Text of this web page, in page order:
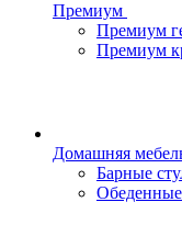
Премиум
Премиум
Премиум
Домашняя
Барные
Обеденные